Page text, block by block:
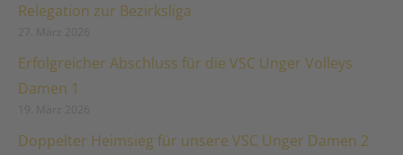
Relegation zur Bezirksliga
Erfolgreicher Abschluss für die VSC Unger Volleys
Damen 1
Doppelter Heimsieg für unsere VSC Unger Damen 2